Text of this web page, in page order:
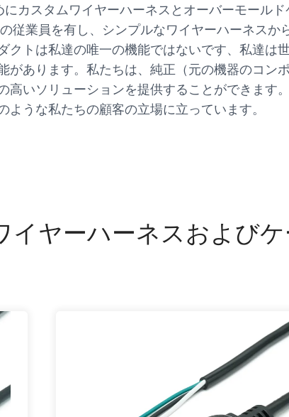
カスタムワイヤーハーネスとオーバーモール
従業員を有し、シンプルなワイヤーハーネス
クトは私達の唯一の機能ではないです、私達は
があります。私たちは、純正（元の機器のコン
高いソリューションを提供することができます
うな私たちの顧客の立場に立っています。
イヤーハーネスおよび